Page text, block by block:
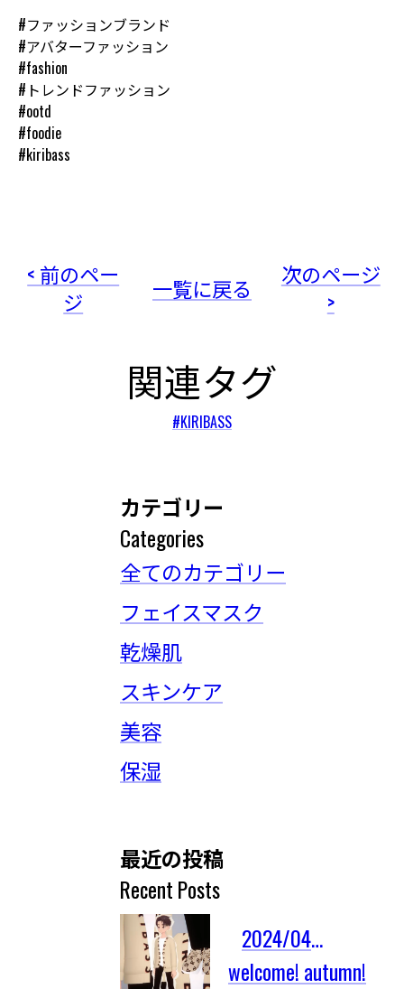
#ファッションブランド
#アバターファッション
#fashion
#トレンドファッション
#ootd
#foodie
#kiribass
< 前のペー
ジ
一覧に戻る
次のページ
>
関連タグ
#KIRIBASS
カテゴリー
Categories
全てのカテゴリー
フェイスマスク
乾燥肌
スキンケア
美容
保湿
最近の投稿
Recent Posts
2024/04/03
welcome! autumn!